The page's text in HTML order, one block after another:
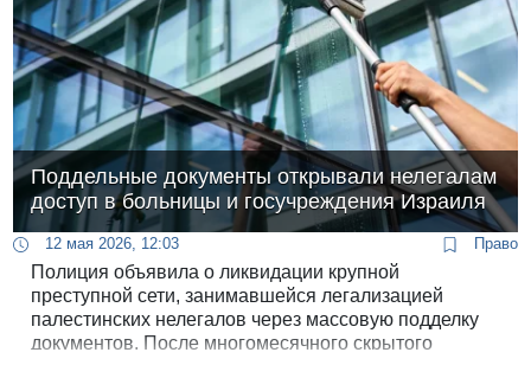
Поддельные документы открывали нелегалам
доступ в больницы и госучреждения Израиля
12 мая 2026, 12:03 Право
Полиция объявила о ликвидации крупной
преступной сети, занимавшейся легализацией
палестинских нелегалов через массовую подделку
документов. После многомесячного скрытого